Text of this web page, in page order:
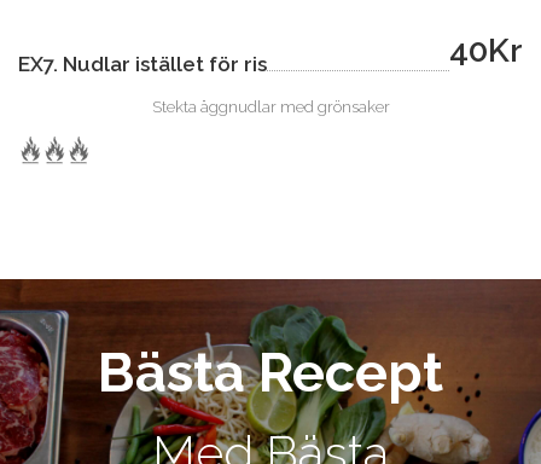
EX7. Nudlar istället för ris 40Kr
Stekta äggnudlar med grönsaker
Bästa Recept
Med Bästa